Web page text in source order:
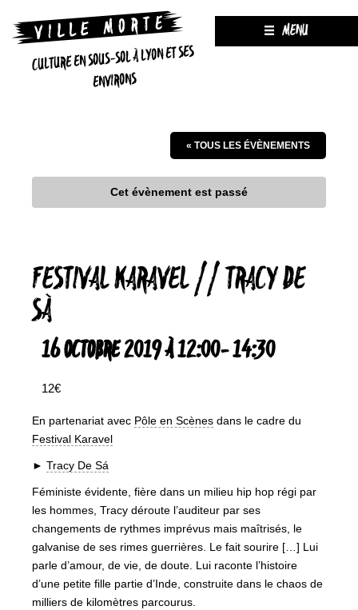
CULTURE EN SOUS-SOL À LYON ET SES
ENVIRONS
MENU
« TOUS LES ÉVÈNEMENTS
Cet évènement est passé
FESTIVAL KARAVEL // TRACY DE
SÀ
16 OCTOBRE 2019 À 12:00-14:30
12€
En partenariat avec Pôle en Scènes dans le cadre du
Festival Karavel
► Tracy De Sá
Féministe évidente, fière dans un milieu hip hop régi par
les hommes, Tracy déroute l’auditeur par ses
changements de rythmes imprévus mais maîtrisés, le
galvanise de ses rimes guerrières. Le fait sourire […] Lui
parle d’amour, de vie, de doute. Lui raconte l’histoire
d’une petite fille partie d’Inde, construite dans le chaos de
milliers de kilomètres parcourus.